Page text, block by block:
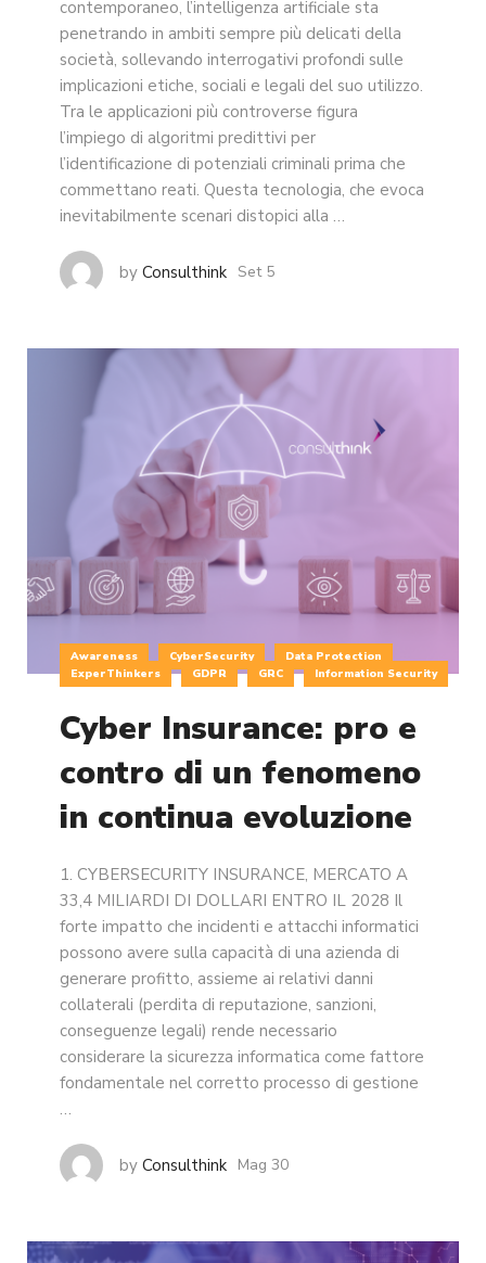
contemporaneo, l’intelligenza artificiale sta
penetrando in ambiti sempre più delicati della
società, sollevando interrogativi profondi sulle
implicazioni etiche, sociali e legali del suo utilizzo.
Tra le applicazioni più controverse figura
l’impiego di algoritmi predittivi per
l’identificazione di potenziali criminali prima che
commettano reati. Questa tecnologia, che evoca
inevitabilmente scenari distopici alla …
by Consulthink Set 5
Awareness CyberSecurity
Data Protection
ExperThinkers
GDPR GRC Information Security
Cyber Insurance: pro e
contro di un fenomeno
in continua evoluzione
1. CYBERSECURITY INSURANCE, MERCATO A
33,4 MILIARDI DI DOLLARI ENTRO IL 2028 Il
forte impatto che incidenti e attacchi informatici
possono avere sulla capacità di una azienda di
generare profitto, assieme ai relativi danni
collaterali (perdita di reputazione, sanzioni,
conseguenze legali) rende necessario
considerare la sicurezza informatica come fattore
fondamentale nel corretto processo di gestione
…
by Consulthink Mag 30